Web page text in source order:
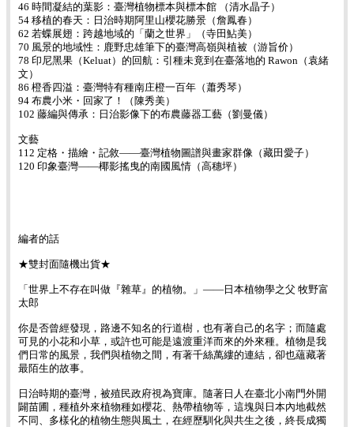
46 時間凝結的葉影：臺灣植物標本與標本館 （清水晶子）
54 移植的春天：日治時期阿里山櫻花勝景（詹鳳春）
62 若蝶展翅：跨越地域的「蘭之世界」（寺田鮎美）
70 風景的地域性：鹿野忠雄筆下的臺灣高嶺與植被（游旨价）
78 印尼黑果（Keluat）的回航：引種未竟到在臺落地的 Rawon（袁緒
文）
86 橙香四溢：臺灣特有種南庄橙一百年（蕭秀琴）
94 布農小米・回家了！（陳秀美）
102 藤編與傳承：日治影像下的布農藤器工藝（劉曼儀）
文藝
112 定格・描繪・記敘——臺灣植物圖譜與畫家群像（藏田愛子）
120 印象臺灣——椰影搖曳的南國風情（高穗坪）
編者的話
★雙封面隨機出貨★
「世界上不存在叫做『雜草』的植物。」——日本植物學之父 牧野富
太郎
你是否曾經發現，路邊不知名的行道樹，也有著自己的名字；而隨處
可見的小花和小草，或許也可能是遠渡重洋而來的外來種。植物是我
們日常的風景，我們與植物之間，有著千絲萬縷的連結，卻也蘊藏著
最陌生的故事。
日治時期的臺灣，被殖民政府視為寶庫。隨著日人在臺北小南門外開
闢苗圃，種植外來植物種如櫻花、熱帶植物等，這塊與日本內地截然
不同、多樣化的植物生態與風土，在經歷馴化與共生之後，終長成獨